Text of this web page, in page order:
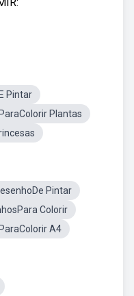
Pintar
Plantas
Pintar
Colorir
A4